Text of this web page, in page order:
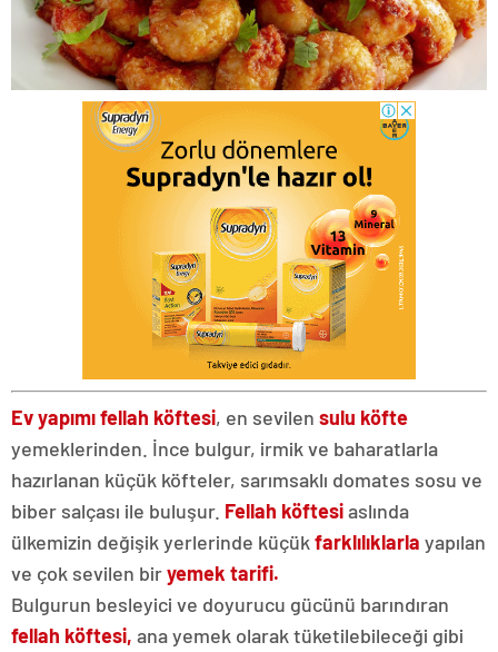
Ev yapımı fellah köftesi, en sevilen sulu köfte
yemeklerinden. İnce bulgur, irmik ve baharatlarla
hazırlanan küçük köfteler, sarımsaklı domates sosu ve
biber salçası ile buluşur. Fellah köftesiaslında
ülkemizin değişik yerlerinde küçük farklılıklarla yapılan
ve çok sevilen biryemek tarifi.
Bulgurun besleyici ve doyurucu gücünü barındıran
fellah köftesi, ana yemek olarak tüketilebileceği gibi